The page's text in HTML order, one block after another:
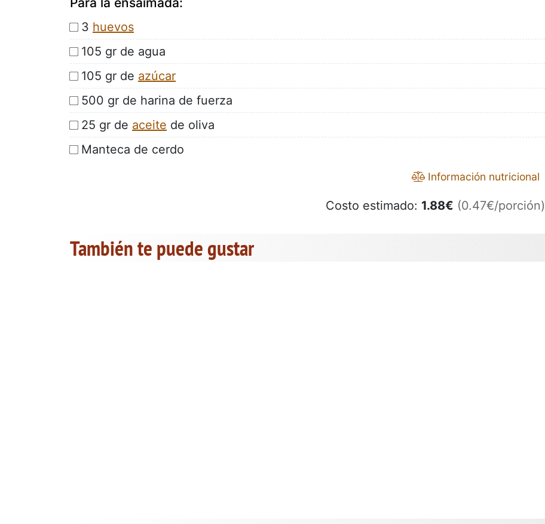
3 huevos
105 gr de agua
105 gr de azúcar
500 gr de harina de fuerza
25 gr de aceite de oliva
Manteca de cerdo
Información nutricional
Costo estimado: 1.88€ (0.47€/porción)
También te puede gustar